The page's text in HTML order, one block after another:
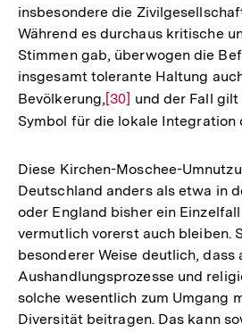
insbesondere die
Während es durchaus kritische
Stimmen gab, überwogen die
insgesamt tolerante Haltung
Bevölkerung,Zur
Auflösung
Fußnote
[30] und der Fall
Symbol für die lokale Integration
Diese Kirchen-Moschee-
Deutschland anders als etwa in
oder England bisher ein
vermutlich vorerst auch bleiben.
besonderer Weise deutlich, dass
Aushandlungsprozesse und
solche wesentlich zum Umgang
Diversität beitragen. Das kann